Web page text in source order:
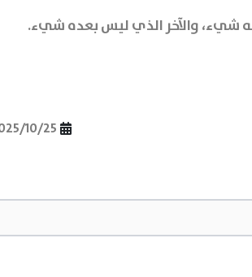
شيء، والآخر الذي ليس بعده شيء.
10/25